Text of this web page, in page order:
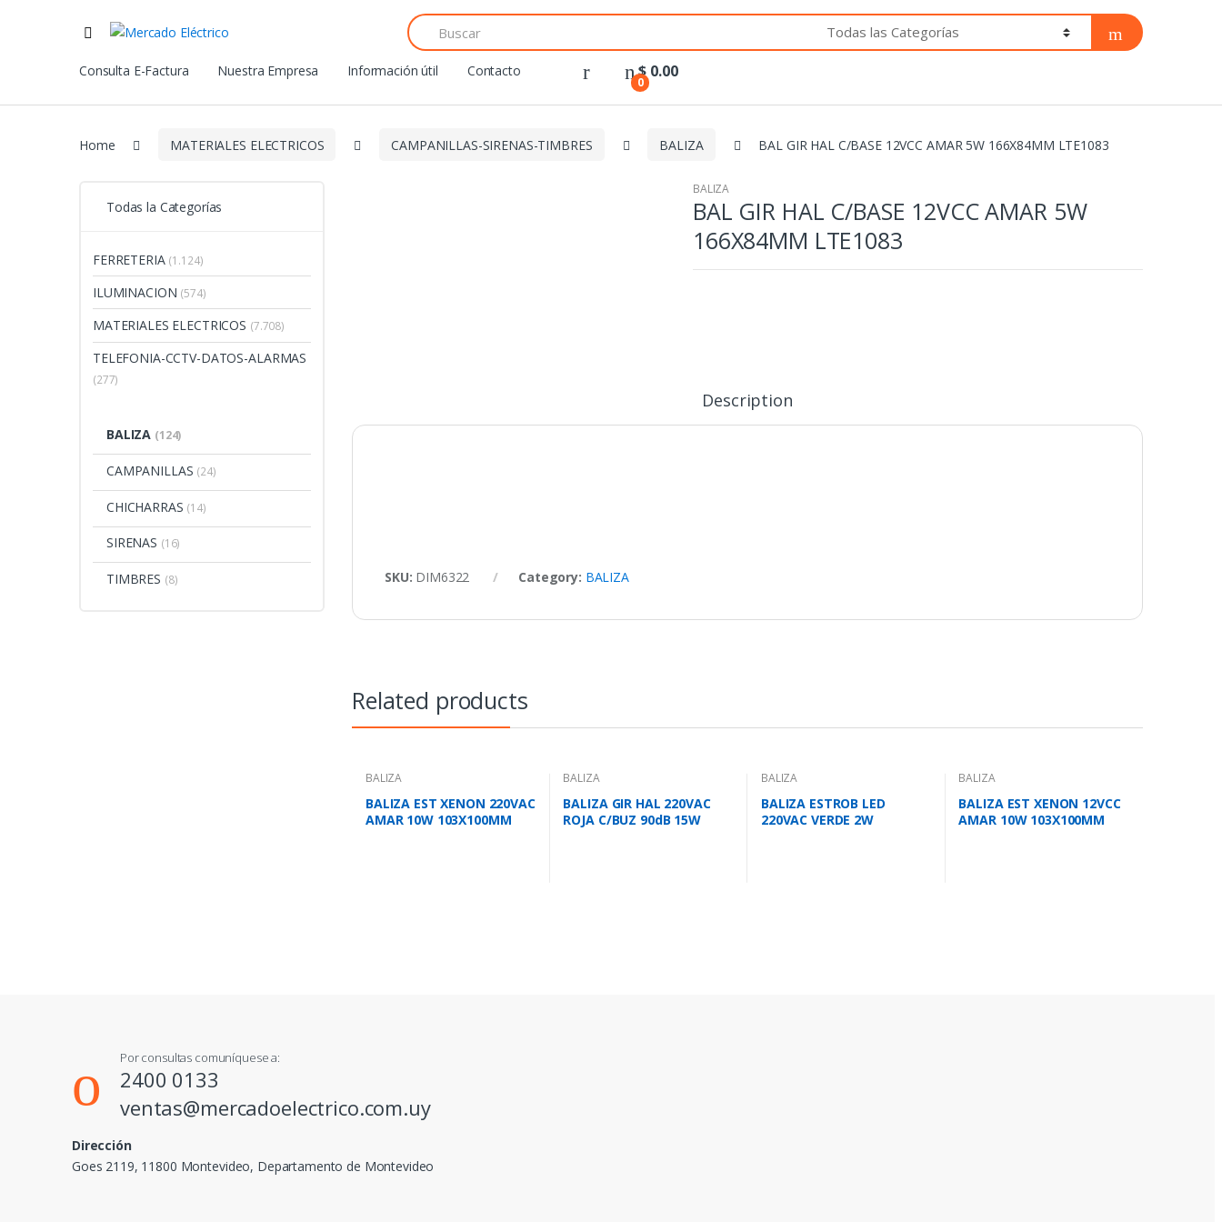
Search
for:
Consulta E-Factura
Nuestra Empresa Información útil Contacto
0
$ 0.00
Home MATERIALES ELECTRICOS CAMPANILLAS-SIRENAS-TIMBRES BALIZA BAL GIR HAL C/BASE 12VCC AMAR 5W 166X84MM LTE1083
BALIZA
BAL GIR HAL C/BASE 12VCC AMAR 5W
166X84MM LTE1083
Description
SKU: DIM6322 Category: BALIZA
Related products
BALIZA
BALIZA EST XENON 220VAC
AMAR 10W 103X100MM
BALIZA
BALIZA GIR HAL 220VAC
ROJA C/BUZ 90dB 15W
BALIZA
BALIZA ESTROB LED
220VAC VERDE 2W
BALIZA
BALIZA EST XENON 12VCC
AMAR 10W 103X100MM
Todas la Categorías
FERRETERIA (1.124)
ILUMINACION (574)
MATERIALES ELECTRICOS (7.708)
TELEFONIA-CCTV-DATOS-ALARMAS
(277)
BALIZA (124)
CAMPANILLAS (24)
CHICHARRAS (14)
SIRENAS (16)
TIMBRES (8)
Por consultas comuníquese a:
2400 0133
ventas@mercadoelectrico.com.uy
Dirección
Goes 2119, 11800 Montevideo, Departamento de Montevideo